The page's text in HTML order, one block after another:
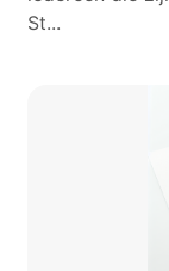
St...